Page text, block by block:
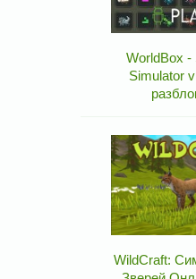
WorldBox -
Simulator
WildCraft: